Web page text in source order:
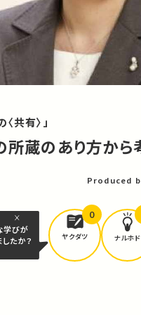
共有〉」
所蔵のあり方から
Produced
学びが
たか？
ヤクダツ
0
ナルホド